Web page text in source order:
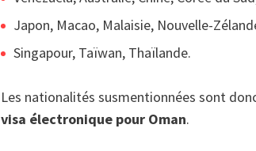
Japon, Macao, Malaisie, Nouvelle-
Singapour, Taïwan, Thaïlande.
Les nationalités susmentionnées sont
visa électronique pour Oman.